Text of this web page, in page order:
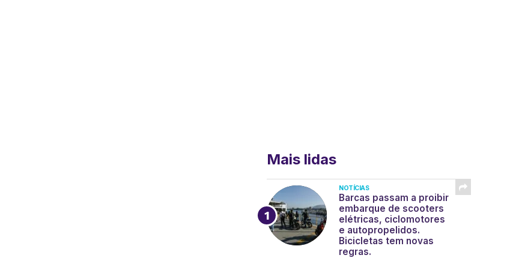
Mais lidas
NOTÍCIAS
Barcas passam a proibir
embarque de scooters
elétricas, ciclomotores
e autopropelidos.
Bicicletas tem novas
regras.